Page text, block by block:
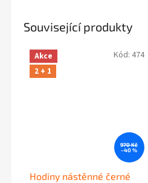
Související produkty
Akce
2 + 1
970 Kč
–40 %
Hodiny nástěnné černé
Kód: 474